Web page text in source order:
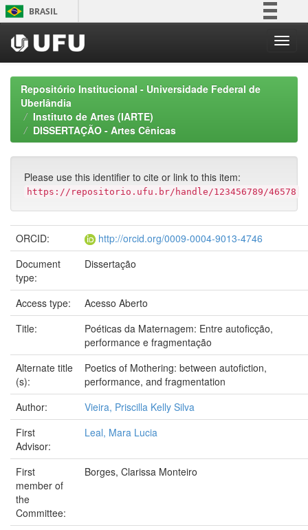
Skip
navigation
BRASIL
Participe
Acesso à informação
Repositório Institucional - Universidade Federal de
Uberlândia
Instituto de Artes (IARTE)
DISSERTAÇÃO - Artes Cênicas
Please use this identifier to cite or link to this item:
https://repositorio.ufu.br/handle/123456789/46578
ORCID:
http://orcid.org/0009-0004-9013-4746
Document
type:
Dissertação
Access type:
Acesso Aberto
Title:
Poéticas da Maternagem: Entre autoficção,
performance e fragmentação
Alternate title
(s):
Poetics of Mothering: between autofiction,
performance, and fragmentation
Author:
Vieira, Priscilla Kelly Silva
First
Advisor:
Leal, Mara Lucia
First
member of
the
Committee:
Borges, Clarissa Monteiro